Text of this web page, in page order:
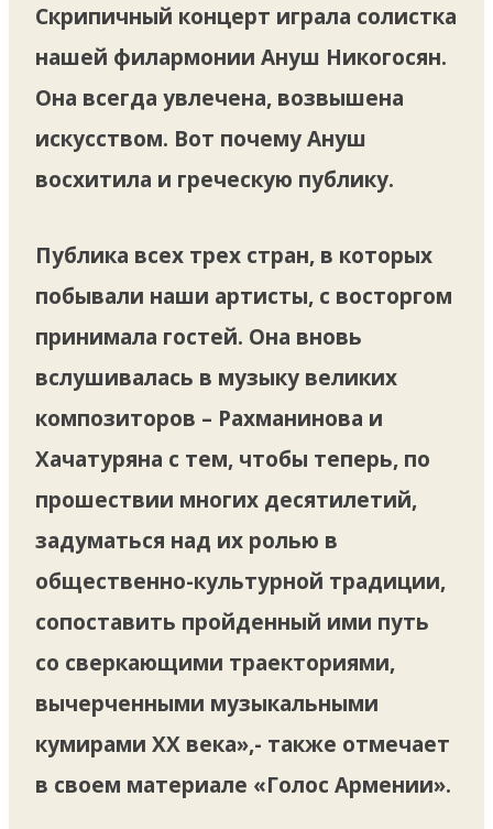
Скрипичный концерт играла солистка
нашей филармонии Ануш Никогосян.
Она всегда увлечена, возвышена
искусством. Вот почему Ануш
восхитила и греческую публику.
Публика всех трех стран, в которых
побывали наши артисты, с восторгом
принимала гостей. Она вновь
вслушивалась в музыку великих
композиторов – Рахманинова и
Хачатуряна с тем, чтобы теперь, по
прошествии многих десятилетий,
задуматься над их ролью в
общественно-культурной традиции,
сопоставить пройденный ими путь
со сверкающими траекториями,
вычерченными музыкальными
кумирами XX века»,- также отмечает
в своем материале «Голос Армении».